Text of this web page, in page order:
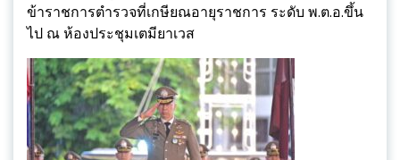
ข้าราชการตำรวจที่เกษียณอายุราชการ ระดับ พ.ต.อ.ขึ้น
ไป ณ ห้องประชุมเตมียาเวส